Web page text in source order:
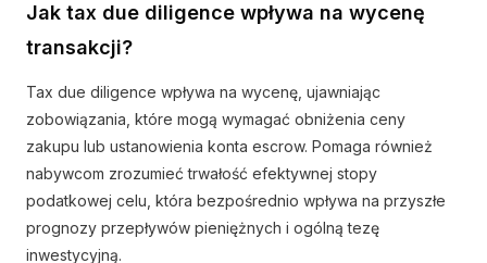
Jak tax due diligence wpływa na wycenę
transakcji?
Tax due diligence wpływa na wycenę, ujawniając
zobowiązania, które mogą wymagać obniżenia ceny
zakupu lub ustanowienia konta escrow. Pomaga również
nabywcom zrozumieć trwałość efektywnej stopy
podatkowej celu, która bezpośrednio wpływa na przyszłe
prognozy przepływów pieniężnych i ogólną tezę
inwestycyjną.